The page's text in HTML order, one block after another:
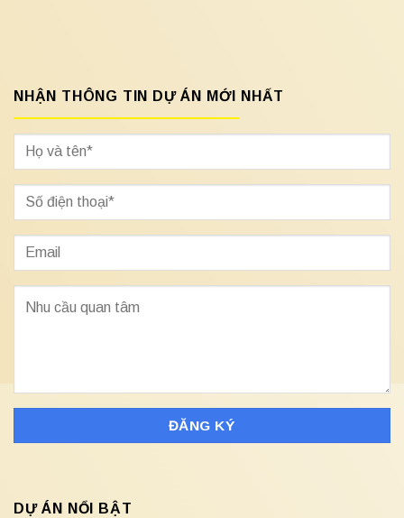
NHẬN THÔNG TIN DỰ ÁN MỚI NHẤT
DỰ ÁN NỔI BẬT